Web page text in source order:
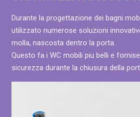
Durante la progettazione dei bagni
utilizzato numerose soluzioni
molla, nascosta dentro la porta.
Questo fa i WC mobili piu belli e
sicurezza durante la chiusura della